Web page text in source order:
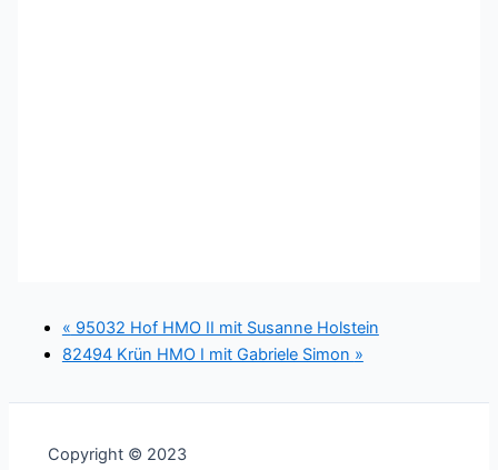
« 95032 Hof HMO II mit Susanne Holstein
82494 Krün HMO I mit Gabriele Simon »
Copyright © 2023